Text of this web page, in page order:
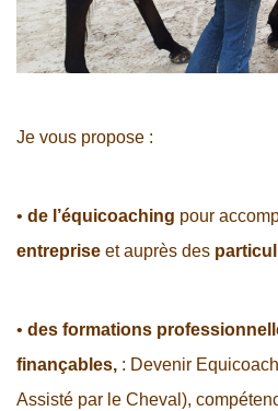
Je vous propose :
• de l’équicoaching pour
entreprise et auprès des
• des formations
finançables, : Devenir
Assisté par le Cheval),